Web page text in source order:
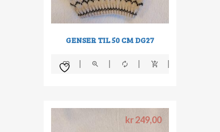
GENSER TIL 50 CM DG27
kr249,00